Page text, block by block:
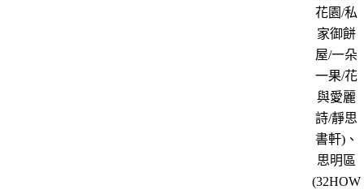
花園/私
家御餅
屋/一朵
一果/花
與愛麗
詩/靜思
書軒)、
思明區
(32HOW